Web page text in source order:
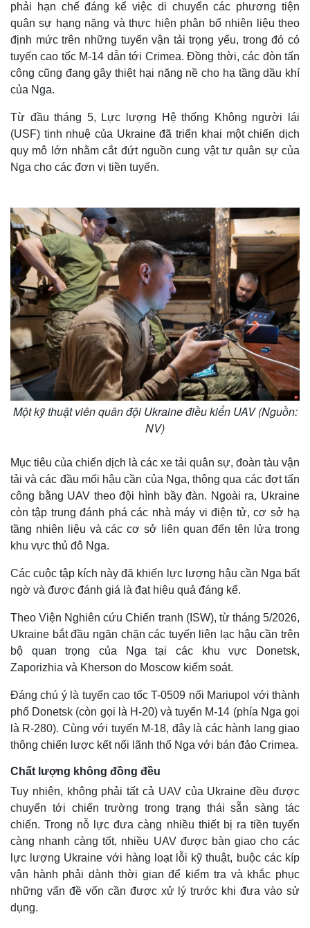
Thế giới
Quan sát
Cuộc sống đó đây
Hồ sơ
Multimedia
Video
E-Magazine
Infographic
phải hạn chế đáng kể việc di chuyển các phương tiện
quân sự hạng nặng và thực hiện phân bổ nhiên liệu theo
định mức trên những tuyến vận tải trọng yếu, trong đó có
tuyến cao tốc M-14 dẫn tới Crimea. Đồng thời, các đòn tấn
công cũng đang gây thiệt hại nặng nề cho hạ tầng dầu khí
của Nga.
Từ đầu tháng 5, Lực lượng Hệ thống Không người lái
(USF) tinh nhuệ của Ukraine đã triển khai một chiến dịch
quy mô lớn nhằm cắt đứt nguồn cung vật tư quân sự của
Nga cho các đơn vị tiền tuyến.
Một kỹ thuật viên quân đội Ukraine điều kiển UAV (Nguồn:
NV)
Mục tiêu của chiến dịch là các xe tải quân sự, đoàn tàu vận
tải và các đầu mối hậu cần của Nga, thông qua các đợt tấn
công bằng UAV theo đội hình bầy đàn. Ngoài ra, Ukraine
còn tập trung đánh phá các nhà máy vi điện tử, cơ sở hạ
tầng nhiên liệu và các cơ sở liên quan đến tên lửa trong
khu vực thủ đô Nga.
Các cuộc tập kích này đã khiến lực lượng hậu cần Nga bất
ngờ và được đánh giá là đạt hiệu quả đáng kể.
Theo Viện Nghiên cứu Chiến tranh (ISW), từ tháng 5/2026,
Ukraine bắt đầu ngăn chặn các tuyến liên lạc hậu cần trên
bộ quan trọng của Nga tại các khu vực Donetsk,
Zaporizhia và Kherson do Moscow kiểm soát.
Đáng chú ý là tuyến cao tốc T-0509 nối Mariupol với thành
phố Donetsk (còn gọi là H-20) và tuyến M-14 (phía Nga gọi
là R-280). Cùng với tuyến M-18, đây là các hành lang giao
thông chiến lược kết nối lãnh thổ Nga với bán đảo Crimea.
Chất lượng không đồng đều
Tuy nhiên, không phải tất cả UAV của Ukraine đều được
chuyển tới chiến trường trong trạng thái sẵn sàng tác
chiến. Trong nỗ lực đưa càng nhiều thiết bị ra tiền tuyến
càng nhanh càng tốt, nhiều UAV được bàn giao cho các
lực lượng Ukraine với hàng loạt lỗi kỹ thuật, buộc các kíp
vận hành phải dành thời gian để kiểm tra và khắc phục
những vấn đề vốn cần được xử lý trước khi đưa vào sử
dụng.